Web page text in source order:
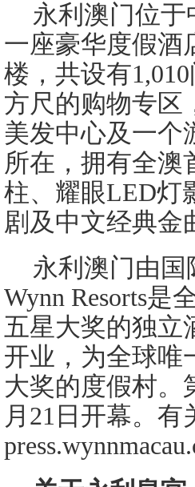
永利澳门位
一座豪华度假酒
楼，共设有
方尺的购物专区
美发中心及一个
所在，拥有全澳
柱、耀眼LED灯
剧及中文经典金
永利澳门由国
Wynn Resorts是
五星大奖的独立
开业，为全球唯
大奖的度假村。
月21日开幕。